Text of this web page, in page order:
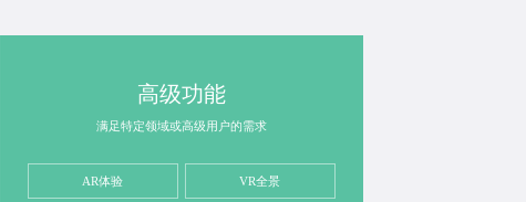
高级功能
满足特定领域或高级用户的需求
AR体验 VR全景